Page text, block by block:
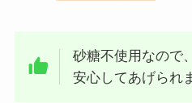
砂糖不使用なので
安心してあげられ